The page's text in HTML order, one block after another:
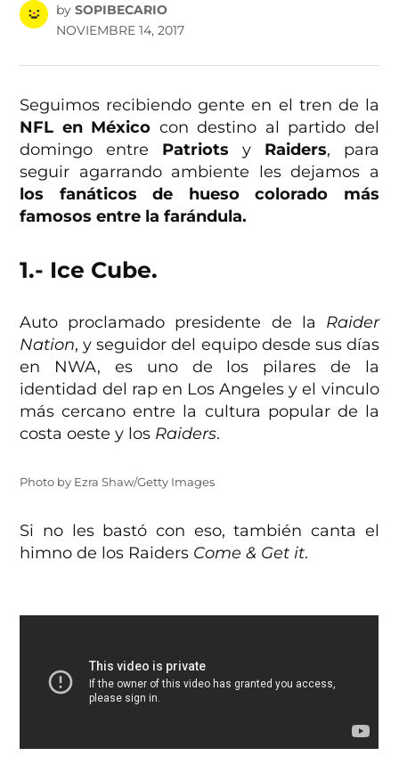
by SOPIBECARIO
NOVIEMBRE 14, 2017
Seguimos recibiendo gente en el tren de la
NFL en México con destino al partido del
domingo entre Patriots y Raiders, para
seguir agarrando ambiente les dejamos a
los fanáticos de hueso colorado más
famosos entre la farándula.
1.- Ice Cube.
Auto proclamado presidente de la Raider
Nation, y seguidor del equipo desde sus días
en NWA, es uno de los pilares de la
identidad del rap en Los Angeles y el vinculo
más cercano entre la cultura popular de la
costa oeste y los Raiders.
Photo by Ezra Shaw/Getty Images
Si no les bastó con eso, también canta el
himno de los Raiders Come & Get it.